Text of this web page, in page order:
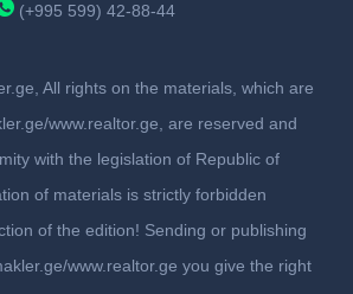
(+995 599) 42-88-44
All rights on the materials, which are
www.realtor.ge, are reserved and
with the legislation of Republic of
of materials is strictly forbidden
of the edition! Sending or publishing
www.realtor.ge you give the right